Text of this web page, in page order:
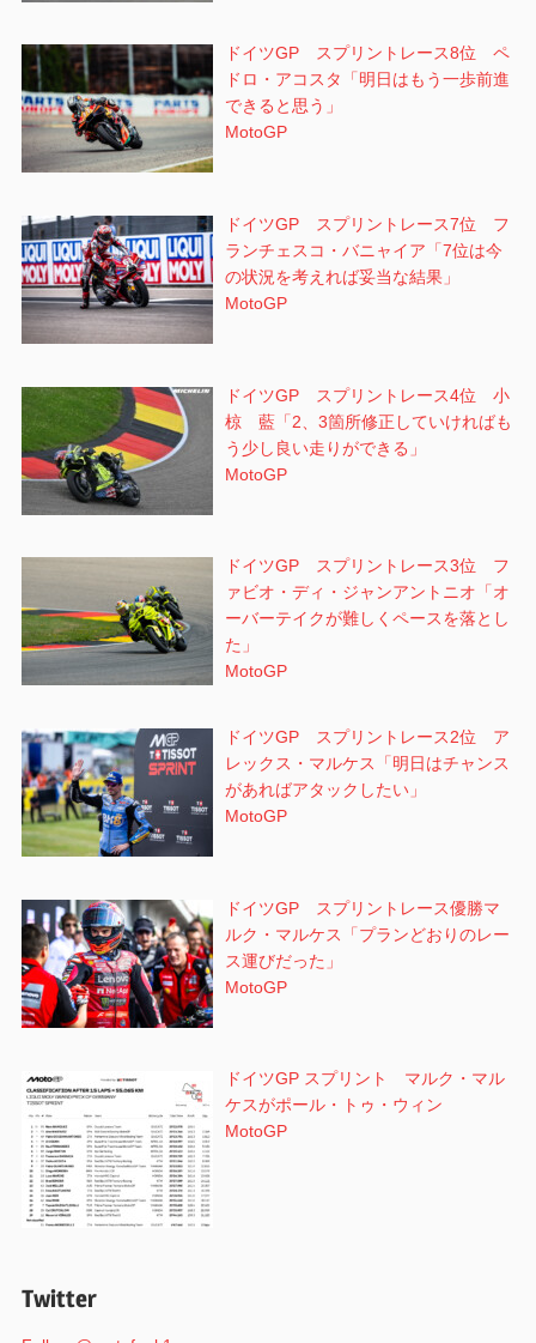
ドイツGP スプリントレース8位 ペ
ドロ・アコスタ「明日はもう一歩前進
できると思う」
MotoGP
ドイツGP スプリントレース7位 フ
ランチェスコ・バニャイア「7位は今
の状況を考えれば妥当な結果」
MotoGP
ドイツGP スプリントレース4位 小
椋 藍「2、3箇所修正していければも
う少し良い走りができる」
MotoGP
ドイツGP スプリントレース3位 フ
ァビオ・ディ・ジャンアントニオ「オ
ーバーテイクが難しくペースを落とし
た」
MotoGP
ドイツGP スプリントレース2位 ア
レックス・マルケス「明日はチャンス
があればアタックしたい」
MotoGP
ドイツGP スプリントレース優勝マ
ルク・マルケス「プランどおりのレー
ス運びだった」
MotoGP
ドイツGP スプリント マルク・マル
ケスがポール・トゥ・ウィン
MotoGP
Twitter